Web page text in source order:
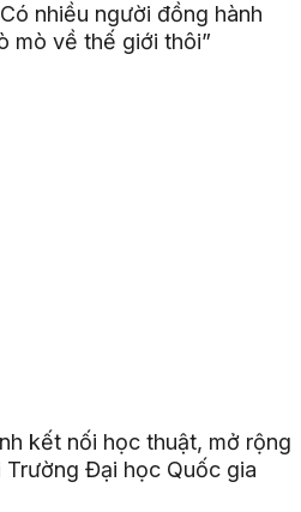
nhiều người đồng hành
mò về thế giới thôi”
kết nối học thuật, mở rộng
Trường Đại học Quốc gia